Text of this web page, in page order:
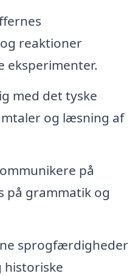
reaktioner
eksperimenter.
med det tyske
og læsning af
på
på grammatik og
sprogfærdigheder
historiske